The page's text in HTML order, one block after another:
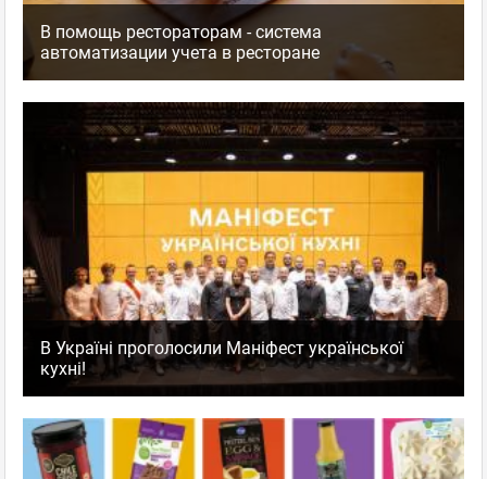
В помощь рестораторам - система
автоматизации учета в ресторане
В Україні проголосили Маніфест української
кухні!